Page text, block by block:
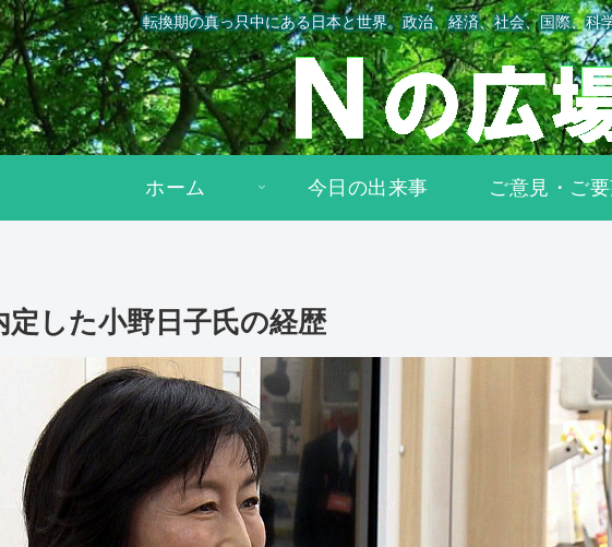
転換期の真っ只中にある日本と世界。政治、経済、社会、国際、科
ホーム 今日の出来事 ご意見・ご
定した小野日子氏の経歴